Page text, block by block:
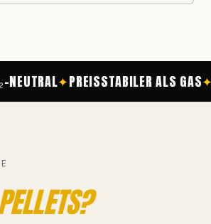
NEUTRAL PREISSTABILER ALS GAS